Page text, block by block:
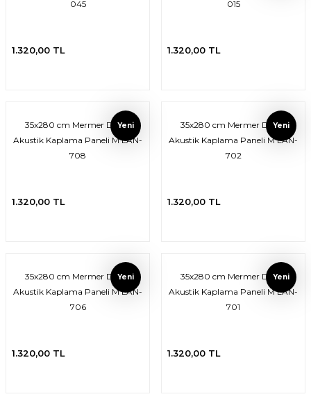
045
1.320,00 TL
015
1.320,00 TL
Yeni
35x280 cm Mermer Desen
Akustik Kaplama Paneli M LAN-
708
1.320,00 TL
Yeni
35x280 cm Mermer Desen
Akustik Kaplama Paneli M LAN-
702
1.320,00 TL
Yeni
35x280 cm Mermer Desen
Akustik Kaplama Paneli M LAN-
706
1.320,00 TL
Yeni
35x280 cm Mermer Desen
Akustik Kaplama Paneli M LAN-
701
1.320,00 TL